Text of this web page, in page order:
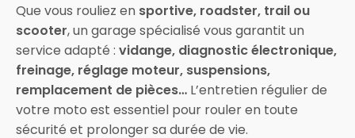
Que vous rouliez en sportive, roadster, trail ou
scooter, un garage spécialisé vous garantit un
service adapté : vidange, diagnostic électronique,
freinage, réglage moteur, suspensions,
remplacement de pièces… L’entretien régulier de
votre moto est essentiel pour rouler en toute
sécurité et prolonger sa durée de vie.